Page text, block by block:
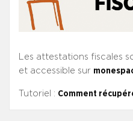
Les attestations fiscales
et accessible sur
Tutoriel : Comment